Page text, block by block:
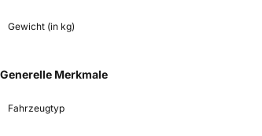
Gewicht (in kg)
Generelle Merkmale
Fahrzeugtyp